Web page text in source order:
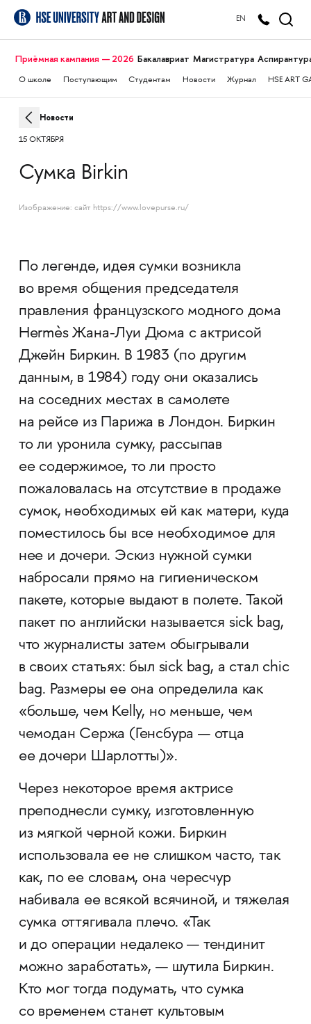
EN
Приёмная кампания — 2026 Бакалавриат Магистратура
О школе Поступающим Студентам Новости Журнал HSE ART
Новости
15 ОКТЯБРЯ
Сумка Birkin
Изображение: сайт https://www.lovepurse.ru/
По легенде, идея сумки возникла
во время общения председателя
правления французского модного дома
Hermès Жана-Луи Дюма с актрисой
Джейн Биркин. В 1983 (по другим
данным, в 1984) году они оказались
на соседних местах в самолете
на рейсе из Парижа в Лондон. Биркин
то ли уронила сумку, рассыпав
ее содержимое, то ли просто
пожаловалась на отсутствие в продаже
сумок, необходимых ей как матери, куда
поместилось бы все необходимое для
нее и дочери. Эскиз нужной сумки
набросали прямо на гигиеническом
пакете, которые выдают в полете. Такой
пакет по английски называется sick bag,
что журналисты затем обыгрывали
в своих статьях: был sick bag, а стал chic
bag. Размеры ее она определила как
«больше, чем Kelly, но меньше, чем
чемодан Сержа (Генсбура — отца
ее дочери Шарлотты)».
Через некоторое время актрисе
преподнесли сумку, изготовленную
из мягкой черной кожи. Биркин
использовала ее не слишком часто, так
как, по ее словам, она чересчур
набивала ее всякой всячиной, и тяжелая
сумка оттягивала плечо. «Так
и до операции недалеко — тендинит
можно заработать», — шутила Биркин.
Кто мог тогда подумать, что сумка
со временем станет культовым